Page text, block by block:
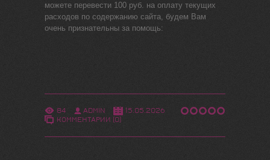
можете перевести 100 руб. на оплату текущих
расходов по содержанию сайта, будем Вам
очень признательны за помощь:
84 ADMIN
15.05.2026
КОММЕНТАРИИ (0)